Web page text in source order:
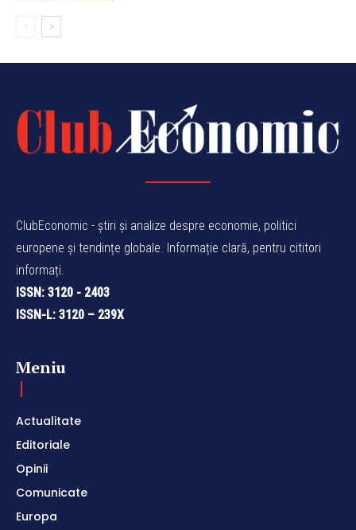
ClubEconomic - știri și analize despre economie, politici
europene și tendințe globale. Informație clară, pentru cititori
informați.
ISSN: 3120 - 2403
ISSN-L: 3120 – 239X
Meniu
Actualitate
Editoriale
Opinii
Comunicate
Europa